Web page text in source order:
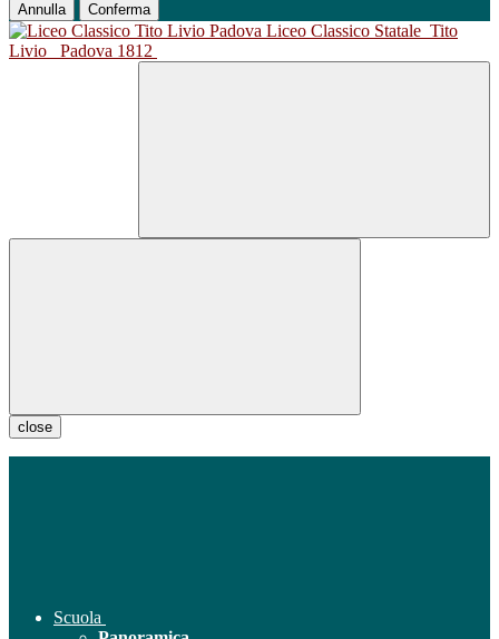
Annulla Conferma
Liceo Classico Statale Tito
Livio
Padova 1812
close
Scuola